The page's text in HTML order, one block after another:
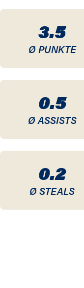
3.5
Ø PUNKTE
0.5
Ø ASSISTS
0.2
Ø STEALS